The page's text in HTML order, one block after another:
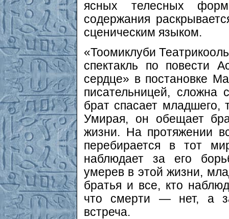
ясных телесных
содержания
сценическим языком.
«Тоомиклуби
спектакль по повести
сердце» в постановке
писательницей,
брат спасает младшего,
Умирая, он обещает
жизни. На протяжении
перебирается в тот
наблюдает за его
умерев в этой жизни,
братья и все, кто
что смерти — нет, а
встреча.